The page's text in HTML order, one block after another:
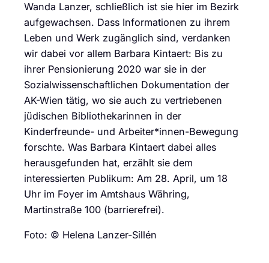
Wanda Lanzer, schließlich ist sie hier im Bezirk
aufgewachsen. Dass Informationen zu ihrem
Leben und Werk zugänglich sind, verdanken
wir dabei vor allem Barbara Kintaert: Bis zu
ihrer Pensionierung 2020 war sie in der
Sozialwissenschaftlichen Dokumentation der
AK-Wien tätig, wo sie auch zu vertriebenen
jüdischen Bibliothekarinnen in der
Kinderfreunde- und Arbeiter*innen-Bewegung
forschte. Was Barbara Kintaert dabei alles
herausgefunden hat, erzählt sie dem
interessierten Publikum: Am 28. April, um 18
Uhr im Foyer im Amtshaus Währing,
Martinstraße 100 (barrierefrei).
Foto: © Helena Lanzer-Sillén